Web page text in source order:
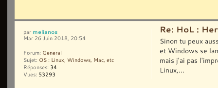
Re: HoL :
Sinon tu peux
et Windows se
mais j'ai pas
Linux,...
par melianos
Mar 26 Juin 2018, 20:54
Forum: General
Sujet: OS : Linux, Windows, Mac, etc
Réponses: 34
Vues: 53293